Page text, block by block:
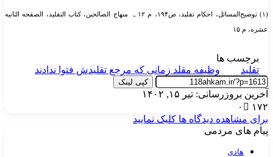
(۱) توضیح‌المسائل، احکام تقلید، ص۱۹۴، م ۱۲ ـ منهاج الصالحین، کتاب التقلید، الصفحه الثانیه
م ۱۵
برچسب ها
تقلید
وظیفه مقلد زمانی که مرجع تقلیدش فتوا ندادند
کپی لینک
بروزرسانی: تیر ۱۵, ۱۴۰۲
۰
مشاهده دیدگاه ها کلیک نمایید
های مردمی
هادی